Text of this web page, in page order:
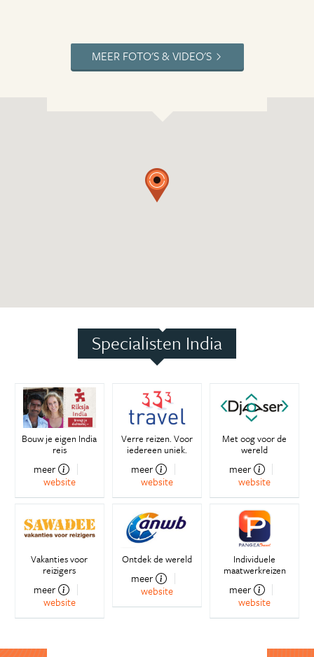
MEER FOTO'S & VIDEO'S
Specialisten India
Bouw je eigen India
reis
meer
website
Verre reizen. Voor
iedereen uniek.
meer
website
Met oog voor de
wereld
meer
website
Vakanties voor
reizigers
meer
website
Ontdek de wereld
meer
website
Individuele
maatwerkreizen
meer
website